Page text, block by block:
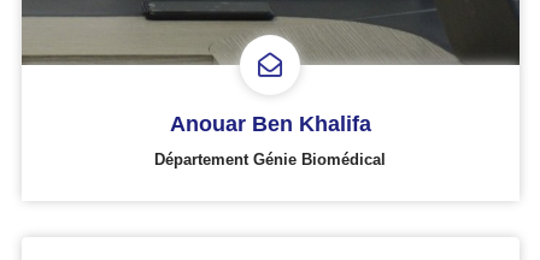
Anouar Ben Khalifa
Département Génie Biomédical